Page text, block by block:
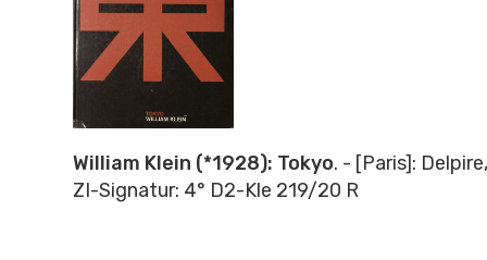
William Klein (*1928): Tokyo. - [Paris]:
ZI-Signatur: 4° D2-Kle 219/20 R